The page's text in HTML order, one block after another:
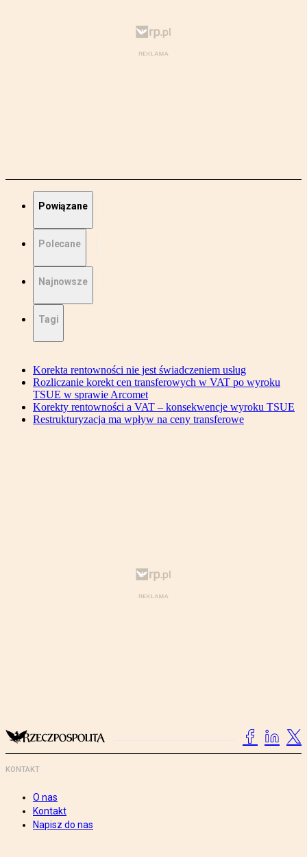
Powiązane
Polecane
Najnowsze
Tagi
Korekta rentowności nie jest świadczeniem usług
Rozliczanie korekt cen transferowych w VAT po wyroku
TSUE w sprawie Arcomet
Korekty rentowności a VAT – konsekwencje wyroku TSUE
Restrukturyzacja ma wpływ na ceny transferowe
KONTAKT
O nas
Kontakt
Napisz do nas